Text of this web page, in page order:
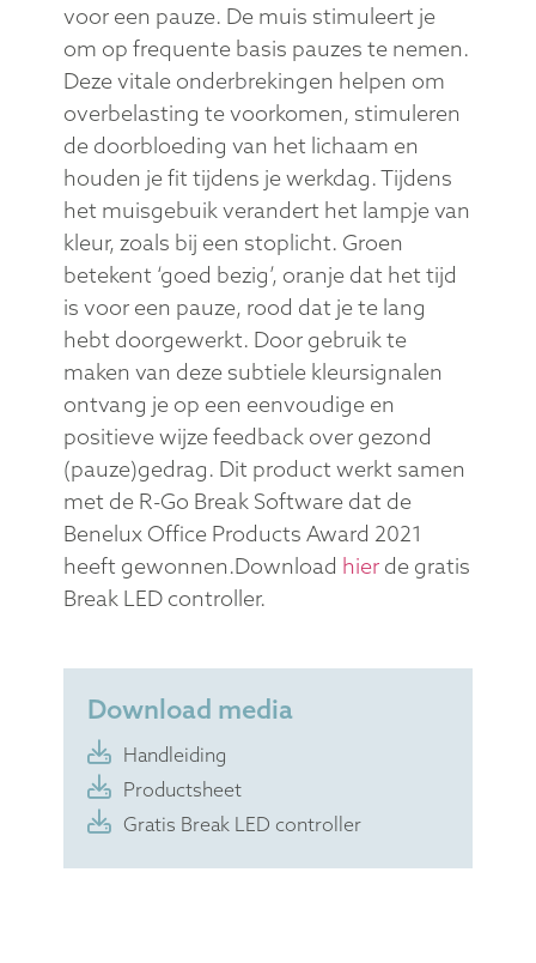
voor een pauze. De muis stimuleert je
om op frequente basis pauzes te nemen.
Deze vitale onderbrekingen helpen om
overbelasting te voorkomen, stimuleren
de doorbloeding van het lichaam en
houden je fit tijdens je werkdag. Tijdens
het muisgebuik verandert het lampje van
kleur, zoals bij een stoplicht. Groen
betekent ‘goed bezig’, oranje dat het tijd
is voor een pauze, rood dat je te lang
hebt doorgewerkt. Door gebruik te
maken van deze subtiele kleursignalen
ontvang je op een eenvoudige en
positieve wijze feedback over gezond
(pauze)gedrag. Dit product werkt samen
met de R-Go Break Software dat de
Benelux Office Products Award 2021
heeft gewonnen.Download hierde gratis
Break LED controller.
Download media
Handleiding
Productsheet
Gratis Break LED controller